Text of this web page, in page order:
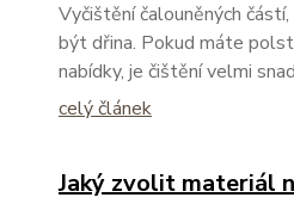
Vyčištění čalouněných
být dřina. Pokud máte
nabídky, je čištění velmi
celý článek
Jaký zvolit materiál